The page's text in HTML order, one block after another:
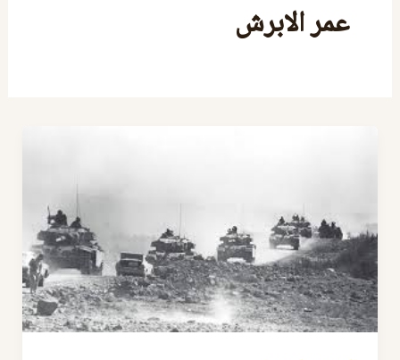
عمر الابرش